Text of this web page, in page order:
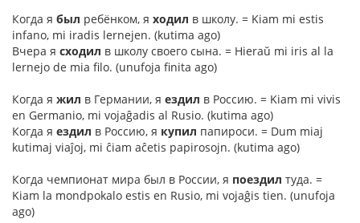
Когда я был ребёнком, я ходил в школу. = Kiam mi estis
infano, mi iradis lernejen. (kutima ago)
Вчера я сходил в школу своего сына. = Hieraŭ mi iris al la
lernejo de mia filo. (unufoja finita ago)
Когда я жил в Германии, я ездил в Россию. = Kiam mi vivis
en Germanio, mi vojaĝadis al Rusio. (kutima ago)
Когда я ездил в Россию, я купил папироси. = Dum miaj
kutimaj viaĵoj, mi ĉiam aĉetis papirosojn. (kutima ago)
Когда чемпионат мира был в России, я поездил туда. =
Kiam la mondpokalo estis en Rusio, mi vojaĝis tien. (unufoja
ago)